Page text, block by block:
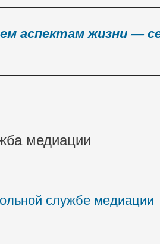
аспектам жизни —
медиации
службе медиации